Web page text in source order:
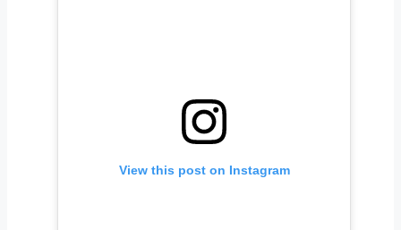
View this post on Instagram